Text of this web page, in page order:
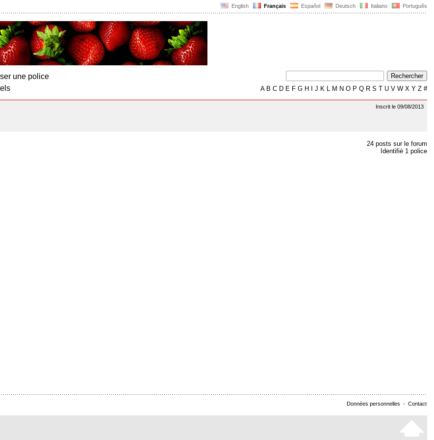
English Français Español Deutsch Italiano Português
une police
AB C D E F G H J K L M N O P Q R S T U V W X Y Z #
Inscrit le 09/08/2013
24 posts sur le forum
Identifié 1 police
Données personnelles - Contact